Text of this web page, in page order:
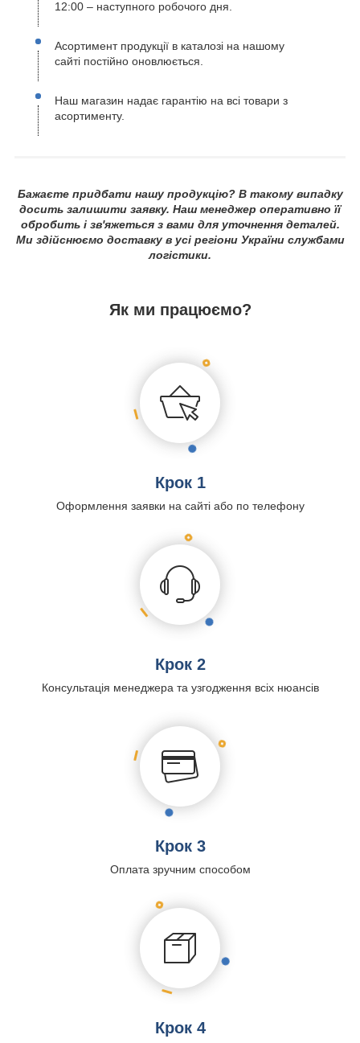
12:00 – наступного робочого дня.
Асортимент продукції в каталозі на нашому
сайті постійно оновлюється.
Наш магазин надає гарантію на всі товари з
асортименту.
Бажаєте придбати нашу продукцію? В такому випадку
досить залишити заявку. Наш менеджер оперативно її
обробить і зв'яжеться з вами для уточнення деталей.
Ми здійснюємо доставку в усі регіони України службами
логістики.
Як ми працюємо?
Крок 1
Оформлення заявки на сайті або по телефону
Крок 2
Консультація менеджера та узгодження всіх нюансів
Крок 3
Оплата зручним способом
Крок 4